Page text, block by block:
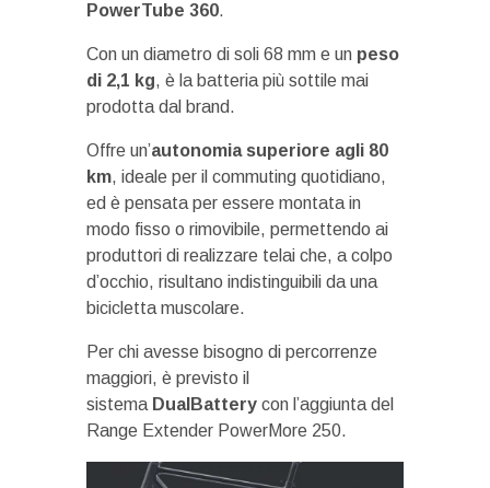
PowerTube 360.
Con un diametro di soli 68 mm e un peso
di 2,1 kg, è la batteria più sottile mai
prodotta dal brand.
Offre un’autonomia superiore agli 80
km, ideale per il commuting quotidiano,
ed è pensata per essere montata in
modo fisso o rimovibile, permettendo ai
produttori di realizzare telai che, a colpo
d’occhio, risultano indistinguibili da una
bicicletta muscolare.
Per chi avesse bisogno di percorrenze
maggiori, è previsto il
sistema DualBattery con l’aggiunta del
Range Extender PowerMore 250.